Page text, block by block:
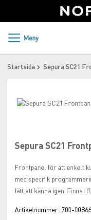
to
Content
PRODUKTER OCH
ÅTERFÖRSÄLJARE
Meny
Startsida Sepura SC21
Sepura SC21
Frontpanel för att enkelt
med specifik
lätt att känna igen. Finns i
Artikelnummer: 700-00866
Skip
of
the
gallery
beginning
of
images
gallery